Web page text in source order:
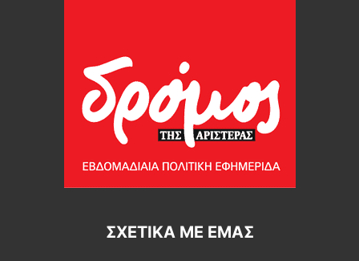
ΣΧΕΤΙΚΆ ΜΕ ΕΜΆΣ